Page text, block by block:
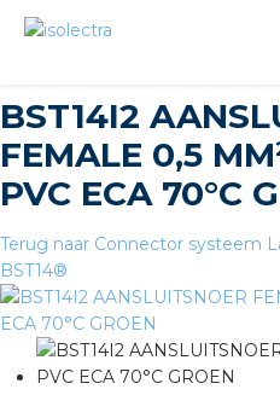
BST14I2
FEMALE 0,5
PVC ECA 70°C
Terug naar Connector systeem
BST14®